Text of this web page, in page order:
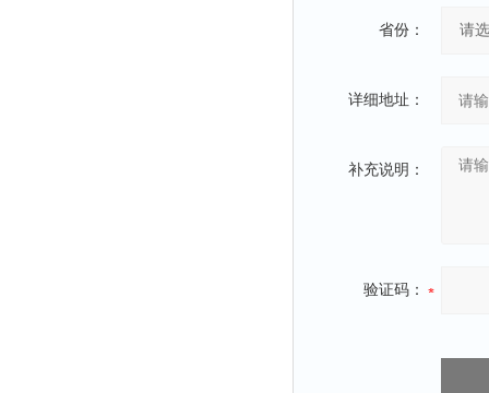
省份：
详细地址：
补充说明：
验证码：